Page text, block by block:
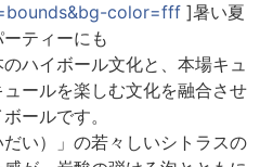
color=fff]暑い夏
ティーにも
ハイボール文化と、本場キュ
ールを楽しむ文化を融合させ
ールです。
い）」の若々しいシトラスの